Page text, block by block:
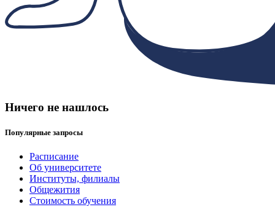
Ничего не нашлось
Популярные запросы
Расписание
Об университете
Институты, филиалы
Общежития
Стоимость обучения